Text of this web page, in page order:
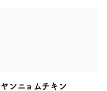
ヤンニョムチキン